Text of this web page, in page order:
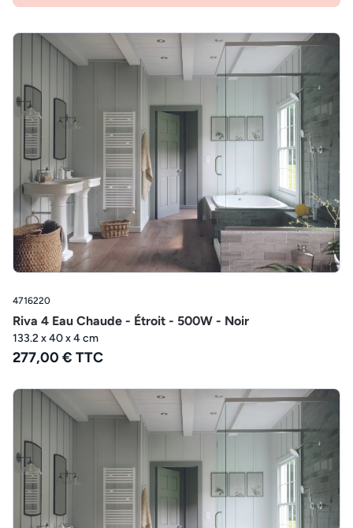
4716220
Riva 4 Eau Chaude - Étroit - 500W - Noir
133.2 x 40 x 4 cm
277,00 € TTC